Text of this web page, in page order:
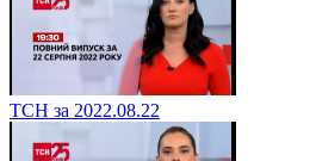
ТСН за 2022.08.22